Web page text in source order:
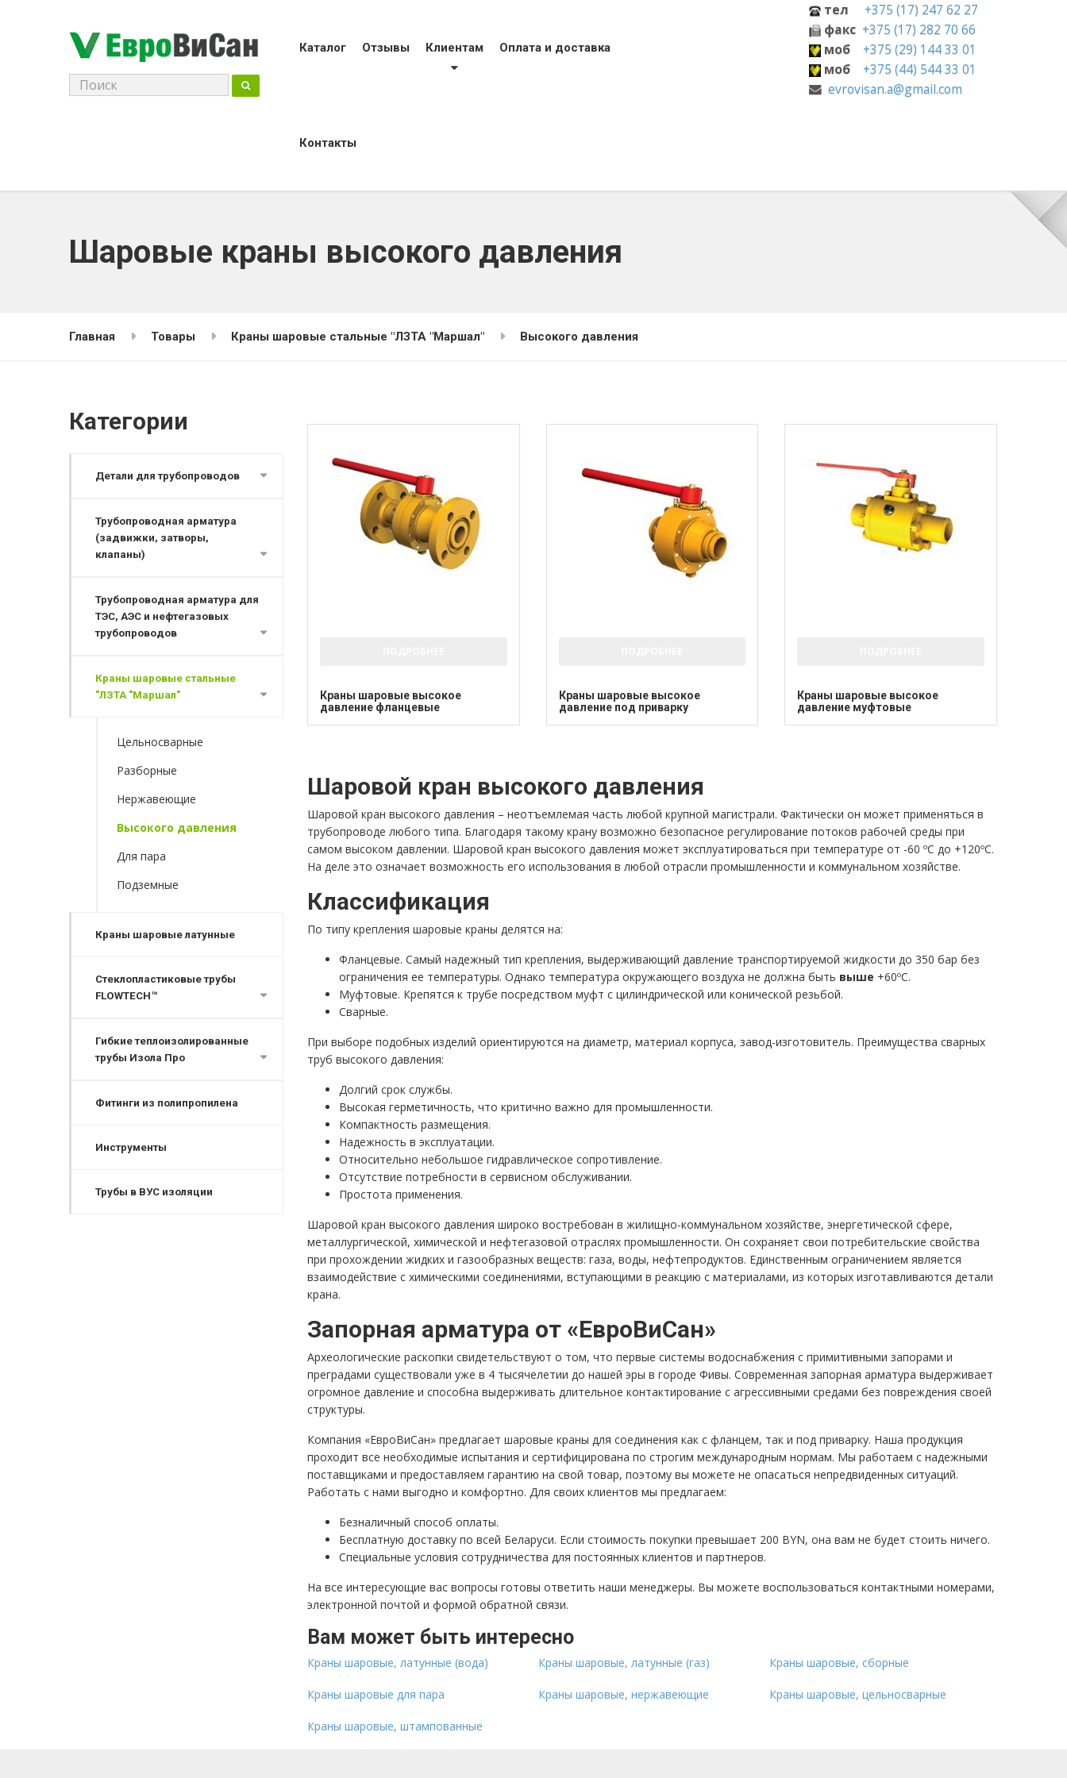
Поиск
для:
Каталог Отзывы Клиентам Оплата и доставка
Контакты
+375 (17) 247 62 27
+375 (17) 282 70 66
+375 (29) 144 33 01
+375 (44) 544 33 01
Шаровые краны высокого давления
Главная Товары Краны шаровые стальные "ЛЗТА "Маршал" Высокого давления
Краны шаровые высокое
давление фланцевые
Краны шаровые высокое
давление под приварку
Краны шаровые высокое
давление муфтовые
Шаровой кран высокого давления
Шаровой кран высокого давления – неотъемлемая часть любой крупной магистрали. Фактически он может применяться в
трубопроводе любого типа. Благодаря такому крану возможно безопасное регулирование потоков рабочей среды при
самом высоком давлении. Шаровой кран высокого давления может эксплуатироваться при температуре от -60 ºC до +120ºC.
На деле это означает возможность его использования в любой отрасли промышленности и коммунальном хозяйстве.
Классификация
По типу крепления шаровые краны делятся на:
Фланцевые. Самый надежный тип крепления, выдерживающий давление транспортируемой жидкости до 350 бар без
ограничения ее температуры. Однако температура окружающего воздуха не должна быть выше +60ºC.
Муфтовые. Крепятся к трубе посредством муфт с цилиндрической или конической резьбой.
Сварные.
При выборе подобных изделий ориентируются на диаметр, материал корпуса, завод-изготовитель. Преимущества сварных
труб высокого давления:
Долгий срок службы.
Высокая герметичность, что критично важно для промышленности.
Компактность размещения.
Надежность в эксплуатации.
Относительно небольшое гидравлическое сопротивление.
Отсутствие потребности в сервисном обслуживании.
Простота применения.
Шаровой кран высокого давления широко востребован в жилищно-коммунальном хозяйстве, энергетической сфере,
металлургической, химической и нефтегазовой отраслях промышленности. Он сохраняет свои потребительские свойства
при прохождении жидких и газообразных веществ: газа, воды, нефтепродуктов. Единственным ограничением является
взаимодействие с химическими соединениями, вступающими в реакцию с материалами, из которых изготавливаются детали
крана.
Запорная арматура от «ЕвроВиСан»
Археологические раскопки свидетельствуют о том, что первые системы водоснабжения с примитивными запорами и
преградами существовали уже в 4 тысячелетии до нашей эры в городе Фивы. Современная запорная арматура выдерживает
огромное давление и способна выдерживать длительное контактирование с агрессивными средами без повреждения своей
структуры.
Компания «ЕвроВиСан» предлагает шаровые краны для соединения как с фланцем, так и под приварку. Наша продукция
проходит все необходимые испытания и сертифицирована по строгим международным нормам. Мы работаем с надежными
поставщиками и предоставляем гарантию на свой товар, поэтому вы можете не опасаться непредвиденных ситуаций.
Работать с нами выгодно и комфортно. Для своих клиентов мы предлагаем:
Безналичный способ оплаты.
Бесплатную доставку по всей Беларуси. Если стоимость покупки превышает 200 BYN, она вам не будет стоить ничего.
Специальные условия сотрудничества для постоянных клиентов и партнеров.
На все интересующие вас вопросы готовы ответить наши менеджеры. Вы можете воспользоваться контактными номерами,
электронной почтой и формой обратной связи.
Вам может быть интересно
Краны шаровые, латунные (вода) Краны шаровые, латунные (газ) Краны шаровые, сборные
Краны шаровые для пара Краны шаровые, нержавеющие Краны шаровые, цельносварные
Краны шаровые, штампованные
Категории
Детали для трубопроводов
Трубопроводная арматура
(задвижки, затворы,
клапаны)
Трубопроводная арматура для
ТЭС, АЭС и нефтегазовых
трубопроводов
Краны шаровые стальные
"ЛЗТА "Маршал"
Цельносварные
Разборные
Нержавеющие
Высокого давления
Для пара
Подземные
Краны шаровые латунные
Стеклопластиковые трубы
FLOWTECH™
Гибкие теплоизолированные
трубы Изола Про
Фитинги из полипропилена
Инструменты
Трубы в ВУС изоляции